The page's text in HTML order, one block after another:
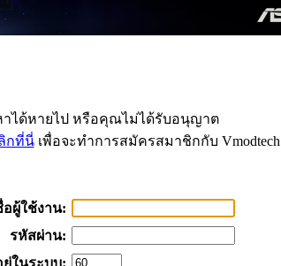
ได้หายไป หรือคุณไม่ได้รับอนุญาต
กที่นี่เพื่อจะทำการสมัครสมาชิกกับ
อผู้ใช้งาน:
รหัสผ่าน:
ในระบบ: